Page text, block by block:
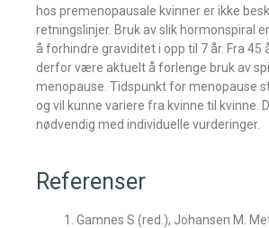
hos premenopausale kvinner er ikke
retningslinjer. Bruk av slik hormonspiral
å forhindre graviditet i opp til 7 år. Fra 45
derfor være aktuelt å forlenge bruk av
menopause. Tidspunkt for menopause
og vil kunne variere fra kvinne til kvinne.
nødvendig med individuelle vurderinger.
Referenser
Gamnes S (red.), Johansen M.